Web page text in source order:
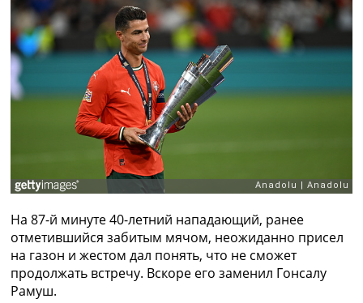
Главная
Новости футбола
Видео
Трансферы
Новости футбола Украины
Последние комментарии
Конкурс прогнозов
Логин
Рейтинги
Правила
Коллективный прогноз
Чемпионат Мира
Украина. Премьер-Лига
Украина. Первая Лига
Лига Чемпионов
На 87-й минуте 40-летний нападающий, ранее
отметившийся забитым мячом, неожиданно присел
на газон и жестом дал понять, что не сможет
продолжать встречу. Вскоре его заменил Гонсалу
Рамуш.